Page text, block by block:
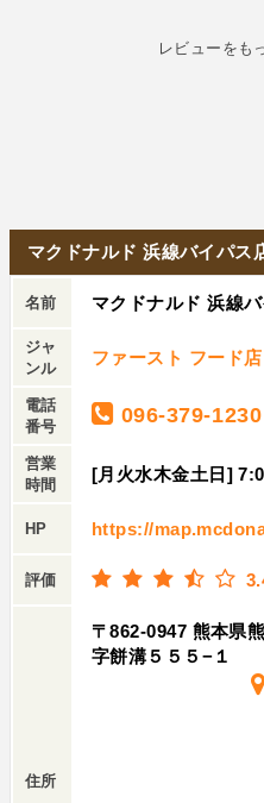
レビューをも
マクドナルド 浜線バイパス
名前 マクドナルド 浜線
ジャ
ンル
ファースト フード店
電話
番号
096-379-1230
営業
時間
[月火水木金土日]
HP https://
評価
住所
〒862-0947 熊本県
字餅溝５５５−１